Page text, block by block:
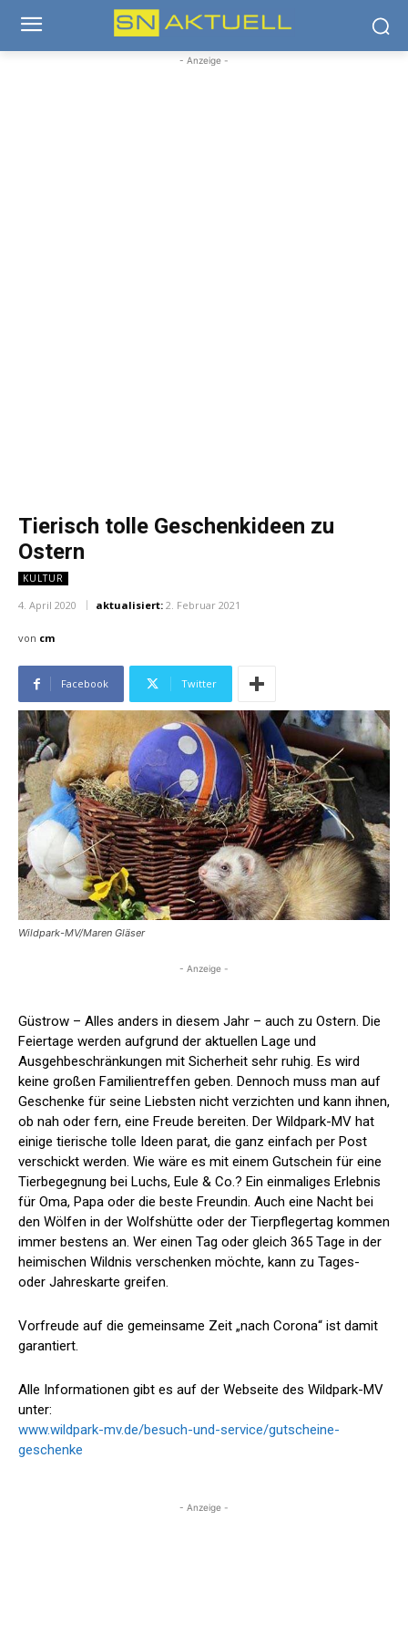
- Anzeige -
Tierisch tolle Geschenkideen zu
Ostern
KULTUR
4. April 2020 aktualisiert: 2. Februar 2021
von cm
Facebook Twitter
Wildpark-MV/Maren Gläser
- Anzeige -
Güstrow – Alles anders in diesem Jahr – auch zu Ostern. Die
Feiertage werden aufgrund der aktuellen Lage und
Ausgehbeschränkungen mit Sicherheit sehr ruhig. Es wird
keine großen Familientreffen geben. Dennoch muss man auf
Geschenke für seine Liebsten nicht verzichten und kann ihnen,
ob nah oder fern, eine Freude bereiten. Der Wildpark-MV hat
einige tierische tolle Ideen parat, die ganz einfach per Post
verschickt werden. Wie wäre es mit einem Gutschein für eine
Tierbegegnung bei Luchs, Eule & Co.? Ein einmaliges Erlebnis
für Oma, Papa oder die beste Freundin. Auch eine Nacht bei
den Wölfen in der Wolfshütte oder der Tierpflegertag kommen
immer bestens an. Wer einen Tag oder gleich 365 Tage in der
heimischen Wildnis verschenken möchte, kann zu Tages-
oder Jahreskarte greifen.
Vorfreude auf die gemeinsame Zeit „nach Corona“ ist damit
garantiert.
Alle Informationen gibt es auf der Webseite des Wildpark-MV
unter:
www.wildpark-mv.de/besuch-und-service/gutscheine-
geschenke
- Anzeige -